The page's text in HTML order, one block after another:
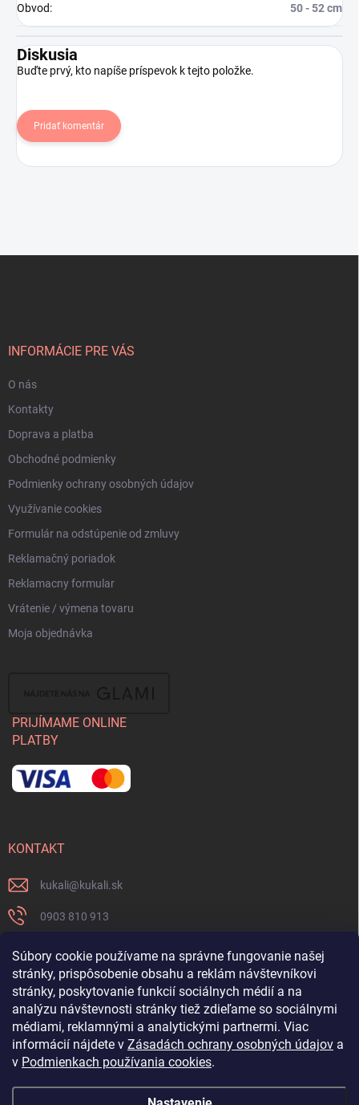
Súbory cookie používame na správne fungovanie našej
stránky, prispôsobenie obsahu a reklám návštevníkovi
stránky, poskytovanie funkcií sociálnych médií a na
analýzu návštevnosti stránky tiež zdieľame so sociálnymi
médiami, reklamnými a analytickými partnermi. Viac
informácií nájdete v Zásadách ochrany osobných údajov a
v Podmienkach používania cookies.
Obvod: 50 - 52 cm
Diskusia
Buďte prvý, kto napíše príspevok k tejto položke.
Pridať komentár
INFORMÁCIE PRE VÁS
O nás
Kontakty
Doprava a platba
Obchodné podmienky
Podmienky ochrany osobných údajov
Využívanie cookies
Formulár na odstúpenie od zmluvy
Reklamačný poriadok
Reklamacny formular
Vrátenie / výmena tovaru
Moja objednávka
PRIJÍMAME ONLINE
PLATBY
KONTAKT
kukali@kukali.sk
0903 810 913
Nenechajte si ujsť novinky a sledujte nás na FB
kukalishop